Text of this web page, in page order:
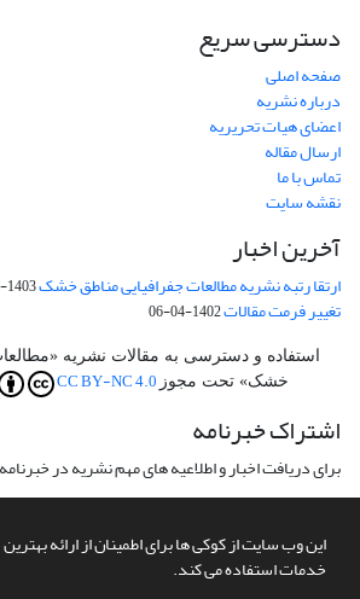
این وب سایت از کوکی ها برای اطمینان از ارائه بهترین
خدمات استفاده می کند.
دسترسی سریع
صفحه اصلی
درباره نشریه
اعضای هیات تحریریه
ارسال مقاله
تماس با ما
نقشه سایت
آخرین اخبار
ارتقا رتبه نشریه مطالعات جفرافیایی مناطق خشک1403-06-17
تغییر فرمت مقالات1402-04-06
استفاده و دسترسی به مقالات نشریه
خشک» تحت مجوز CC BY-NC 4.0
اشتراک خبرنامه
برای دریافت اخبار و اطلاعیه های مهم نشریه در